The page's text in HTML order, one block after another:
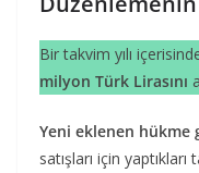
Bir takvim yılı
milyon Türk Lirasını
Yeni eklenen hükme
satışları için yaptıkları